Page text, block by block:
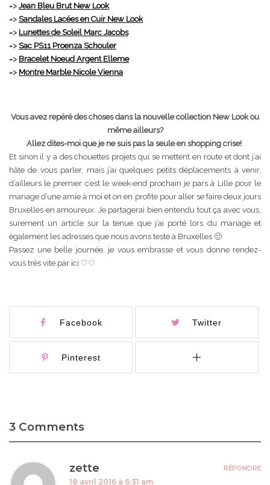
=> Jean Bleu Brut New Look
=> Sandales Lacées en Cuir New Look
=> Lunettes de Soleil Marc Jacobs
=> Sac PS11 Proenza Schouler
=> Bracelet Noeud Argent Elleme
=> Montre Marble Nicole Vienna
Vous avez repéré des choses dans la nouvelle collection New Look ou
même ailleurs?
Allez dites-moi que je ne suis pas la seule en shopping crise!
Et sinon il y a des chouettes projets qui se mettent en route et dont j’ai
hâte de vous parler, mais j’ai quelques petits déplacements à venir,
d’ailleurs le premier c’est le week-end prochain je pars à Lille pour le
mariage d’une amie à moi et on en profite pour aller se faire deux jours
Bruxelles en amoureux. Je partagerai bien entendu tout ça avec vous,
surement un article sur la tenue que j’ai porté lors du mariage et
également les adresses que nous avons testé à Bruxelles 🙂
Passez une belle journée, je vous embrasse et vous donne rendez-
vous très vite par ici ♡♡
Facebook Twitter
Pinterest
3 Comments
zette
18 avril 2016 à 6:31 am
RÉPONDRE